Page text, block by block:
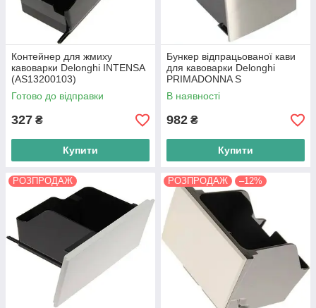
Контейнер для жмиху
кавоварки Delonghi INTENSA
(AS13200103)
Готово до відправки
327 ₴
Купити
Бункер відпрацьованої кави
для кавоварки Delonghi
PRIMADONNA S
(5513216201) ECAM26.455
ECAM28.455 Оригінал
В наявності
982 ₴
Купити
РОЗПРОДАЖ РОЗПРОДАЖ –12%